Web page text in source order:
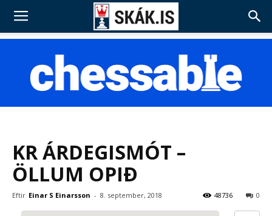
KR ÁRDEGISMÓT –
ÖLLUM OPIÐ
Eftir Einar S Einarsson - 8. september, 2018 0
48736